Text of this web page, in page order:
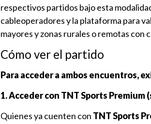
respectivos partidos bajo esta
cableoperadores y la plataforma para
mayores y zonas rurales o remotas con
Cómo ver el partido
Para acceder a ambos encuentros,
1. Acceder con TNT Sports Premium
Quienes ya cuenten con TNT Sports